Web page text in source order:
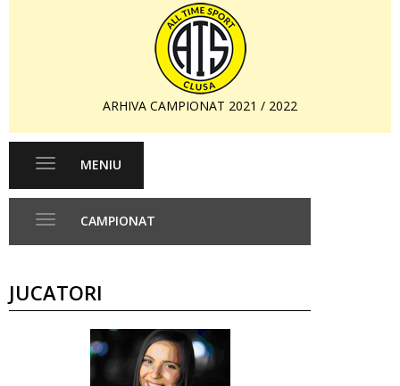
ARHIVA CAMPIONAT 2021 / 2022
Toggle
MENIU
CAMPIONAT
JUCATORI